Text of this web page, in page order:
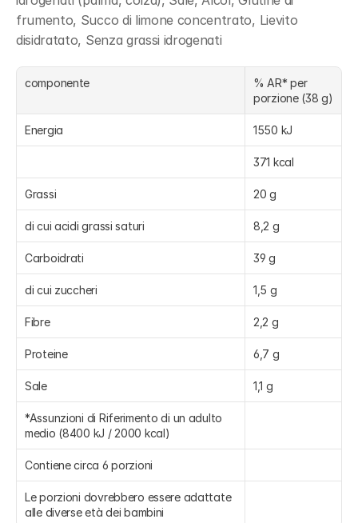
frumento, Succo di limone concentrato, Lievito
disidratato, Senza grassi idrogenati
componente
% AR* per
porzione (38 g)
Energia 1550 kJ
371 kcal
Grassi 20 g
di cui acidi grassi saturi 8,2 g
Carboidrati 39 g
di cui zuccheri 1,5 g
Fibre 2,2 g
Proteine 6,7 g
Sale 1,1 g
*Assunzioni di Riferimento di un adulto
medio (8400 kJ / 2000 kcal)
Contiene circa 6 porzioni
Le porzioni dovrebbero essere adattate
alle diverse età dei bambini